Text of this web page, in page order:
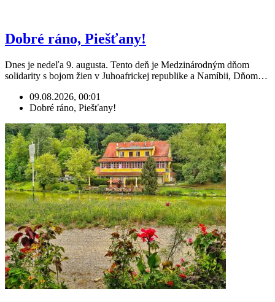
Dobré ráno, Piešťany!
Dnes je nedeľa 9. augusta. Tento deň je Medzinárodným dňom
solidarity s bojom žien v Juhoafrickej republike a Namíbii, Dňom…
09.08.2026, 00:01
Dobré ráno, Piešťany!